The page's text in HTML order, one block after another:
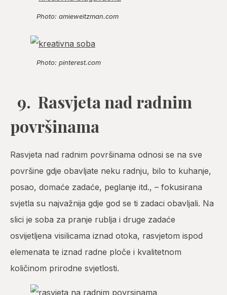
Photo: amieweitzman.com
Photo: pinterest.com
9. Rasvjeta nad radnim
površinama
Rasvjeta nad radnim površinama odnosi se na sve
površine gdje obavljate neku radnju, bilo to kuhanje,
posao, domaće zadaće, peglanje itd., – fokusirana
svjetla su najvažnija gdje god se ti zadaci obavljali. Na
slici je soba za pranje rublja i druge zadaće
osvijetljena visilicama iznad otoka, rasvjetom ispod
elemenata te iznad radne ploče i kvalitetnom
količinom prirodne svjetlosti.